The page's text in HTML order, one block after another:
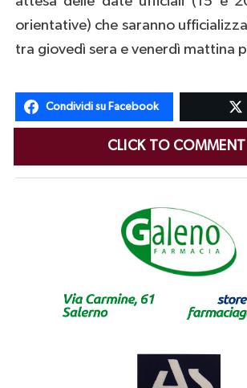
orientative) che saranno
tra giovedì sera e venerdì mattina
Condividi su Facebook
CLICK TO COMMENT